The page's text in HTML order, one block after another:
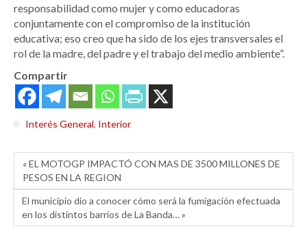
responsabilidad como mujer y como educadoras
conjuntamente con el compromiso de la institución
educativa; eso creo que ha sido de los ejes transversales el
rol de la madre, del padre y el trabajo del medio ambiente”.
Compartir
Interés General, Interior
« EL MOTOGP IMPACTÓ CON MAS DE 3500 MILLONES DE
PESOS EN LA REGION
El municipio dio a conocer cómo será la fumigación efectuada
en los distintos barrios de La Banda… »